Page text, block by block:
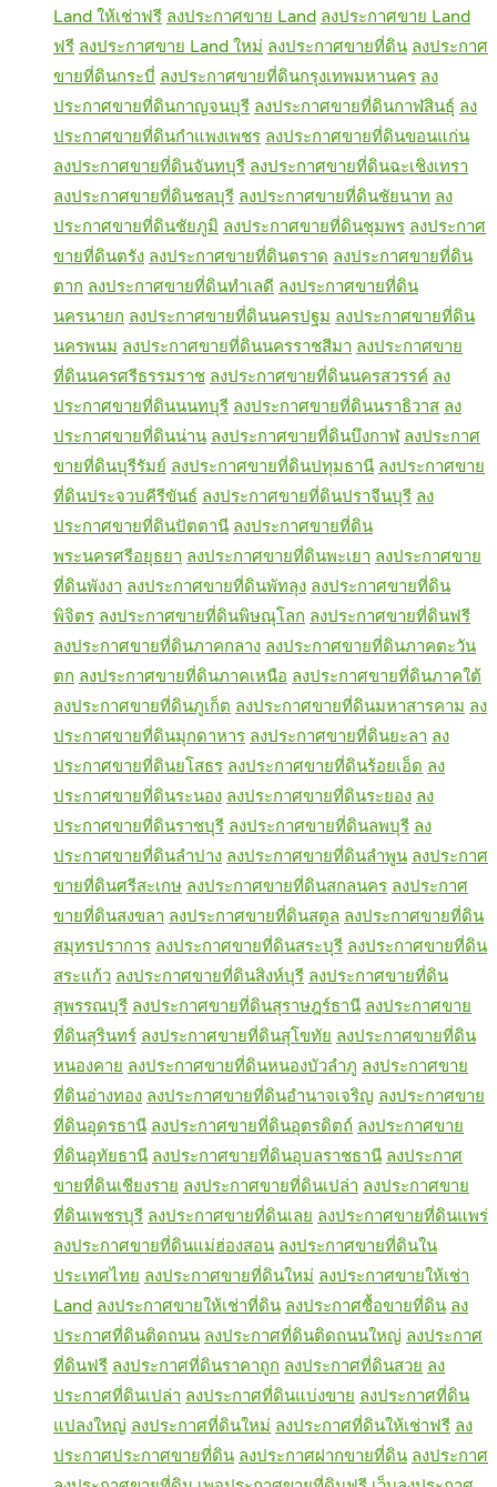
Land ให้เช่าฟรี ลงประกาศขาย Land ลงประกาศขาย Land
ฟรี ลงประกาศขาย Land ใหม่ ลงประกาศขายที่ดิน ลงประกาศ
ขายที่ดินกระบี่ ลงประกาศขายที่ดินกรุงเทพมหานคร ลง
ประกาศขายที่ดินกาญจนบุรี ลงประกาศขายที่ดินกาฬสินธุ์ ลง
ประกาศขายที่ดินกำแพงเพชร ลงประกาศขายที่ดินขอนแก่น
ลงประกาศขายที่ดินจันทบุรี ลงประกาศขายที่ดินฉะเชิงเทรา
ลงประกาศขายที่ดินชลบุรี ลงประกาศขายที่ดินชัยนาท ลง
ประกาศขายที่ดินชัยภูมิ ลงประกาศขายที่ดินชุมพร ลงประกาศ
ขายที่ดินตรัง ลงประกาศขายที่ดินตราด ลงประกาศขายที่ดิน
ตาก ลงประกาศขายที่ดินทำเลดี ลงประกาศขายที่ดิน
นครนายก ลงประกาศขายที่ดินนครปฐม ลงประกาศขายที่ดิน
นครพนม ลงประกาศขายที่ดินนครราชสีมา ลงประกาศขาย
ที่ดินนครศรีธรรมราช ลงประกาศขายที่ดินนครสวรรค์ ลง
ประกาศขายที่ดินนนทบุรี ลงประกาศขายที่ดินนราธิวาส ลง
ประกาศขายที่ดินน่าน ลงประกาศขายที่ดินบึงกาฬ ลงประกาศ
ขายที่ดินบุรีรัมย์ ลงประกาศขายที่ดินปทุมธานี ลงประกาศขาย
ที่ดินประจวบคีรีขันธ์ ลงประกาศขายที่ดินปราจีนบุรี ลง
ประกาศขายที่ดินปัตตานี ลงประกาศขายที่ดิน
พระนครศรีอยุธยา ลงประกาศขายที่ดินพะเยา ลงประกาศขาย
ที่ดินพังงา ลงประกาศขายที่ดินพัทลุง ลงประกาศขายที่ดิน
พิจิตร ลงประกาศขายที่ดินพิษณุโลก ลงประกาศขายที่ดินฟรี
ลงประกาศขายที่ดินภาคกลาง ลงประกาศขายที่ดินภาคตะวัน
ตก ลงประกาศขายที่ดินภาคเหนือ ลงประกาศขายที่ดินภาคใต้
ลงประกาศขายที่ดินภูเก็ต ลงประกาศขายที่ดินมหาสารคาม ลง
ประกาศขายที่ดินมุกดาหาร ลงประกาศขายที่ดินยะลา ลง
ประกาศขายที่ดินยโสธร ลงประกาศขายที่ดินร้อยเอ็ด ลง
ประกาศขายที่ดินระนอง ลงประกาศขายที่ดินระยอง ลง
ประกาศขายที่ดินราชบุรี ลงประกาศขายที่ดินลพบุรี ลง
ประกาศขายที่ดินลำปาง ลงประกาศขายที่ดินลำพูน ลงประกาศ
ขายที่ดินศรีสะเกษ ลงประกาศขายที่ดินสกลนคร ลงประกาศ
ขายที่ดินสงขลา ลงประกาศขายที่ดินสตูล ลงประกาศขายที่ดิน
สมุทรปราการ ลงประกาศขายที่ดินสระบุรี ลงประกาศขายที่ดิน
สระแก้ว ลงประกาศขายที่ดินสิงห์บุรี ลงประกาศขายที่ดิน
สุพรรณบุรี ลงประกาศขายที่ดินสุราษฎร์ธานี ลงประกาศขาย
ที่ดินสุรินทร์ ลงประกาศขายที่ดินสุโขทัย ลงประกาศขายที่ดิน
หนองคาย ลงประกาศขายที่ดินหนองบัวลำภู ลงประกาศขาย
ที่ดินอ่างทอง ลงประกาศขายที่ดินอำนาจเจริญ ลงประกาศขาย
ที่ดินอุดรธานี ลงประกาศขายที่ดินอุตรดิตถ์ ลงประกาศขาย
ที่ดินอุทัยธานี ลงประกาศขายที่ดินอุบลราชธานี ลงประกาศ
ขายที่ดินเชียงราย ลงประกาศขายที่ดินเปล่า ลงประกาศขาย
ที่ดินเพชรบุรี ลงประกาศขายที่ดินเลย ลงประกาศขายที่ดินแพร่
ลงประกาศขายที่ดินแม่ฮ่องสอน ลงประกาศขายที่ดินใน
ประเทศไทย ลงประกาศขายที่ดินใหม่ ลงประกาศขายให้เช่า
Land ลงประกาศขายให้เช่าที่ดิน ลงประกาศซื้อขายที่ดิน ลง
ประกาศที่ดินติดถนน ลงประกาศที่ดินติดถนนใหญ่ ลงประกาศ
ที่ดินฟรี ลงประกาศที่ดินราคาถูก ลงประกาศที่ดินสวย ลง
ประกาศที่ดินเปล่า ลงประกาศที่ดินแบ่งขาย ลงประกาศที่ดิน
แปลงใหญ่ ลงประกาศที่ดินใหม่ ลงประกาศที่ดินให้เช่าฟรี ลง
ประกาศประกาศขายที่ดิน ลงประกาศฝากขายที่ดิน ลงประกาศ